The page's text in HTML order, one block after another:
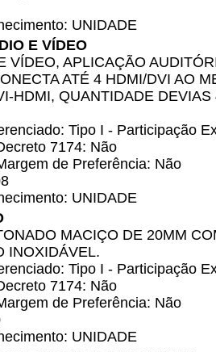
UNIDADE
E VÍDEO
VÍDEO, APLICAÇÃO
ATÉ 4 HDMI/DVI AO
HDMI, QUANTIDADE
Tipo I - Participação
7174: Não
de Preferência: Não
UNIDADE
MACIÇO DE 20MM
INOXIDÁVEL.
Tipo I - Participação
7174: Não
de Preferência: Não
UNIDADE